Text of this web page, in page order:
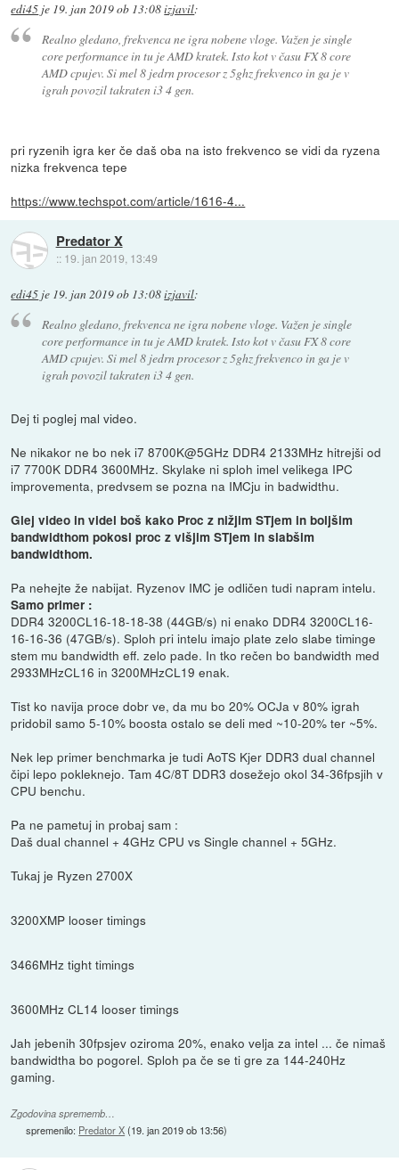
edi45 je 19. jan 2019 ob 13:08izjavil:
Realno gledano, frekvenca ne igra nobene vloge. Važen je single
core performance in tu je AMD kratek. Isto kot v času FX 8 core
AMD cpujev. Si mel 8 jedrn procesor z 5ghz frekvenco in ga je v
igrah povozil takraten i3 4 gen.
pri ryzenih igra ker če daš oba na isto frekvenco se vidi da ryzena
nizka frekvenca tepe
https://www.techspot.com/article/1616-4...
Predator X
:: 19. jan 2019, 13:49
edi45 je 19. jan 2019 ob 13:08izjavil:
Realno gledano, frekvenca ne igra nobene vloge. Važen je single
core performance in tu je AMD kratek. Isto kot v času FX 8 core
AMD cpujev. Si mel 8 jedrn procesor z 5ghz frekvenco in ga je v
igrah povozil takraten i3 4 gen.
Dej ti poglej mal video.
Ne nikakor ne bo nek i7 8700K@5GHz DDR4 2133MHz hitrejši od
i7 7700K DDR4 3600MHz. Skylake ni sploh imel velikega IPC
improvementa, predvsem se pozna na IMCju in badwidthu.
Glej video in videl boš kako Proc z nižjim STjem in boljšim
bandwidthom pokosi proc z višjim STjem in slabšim
bandwidthom.
Pa nehejte že nabijat. Ryzenov IMC je odličen tudi napram intelu.
Samo primer :
DDR4 3200CL16-18-18-38 (44GB/s) ni enako DDR4 3200CL16-
16-16-36 (47GB/s). Sploh pri intelu imajo plate zelo slabe timinge
stem mu bandwidth eff. zelo pade. In tko rečen bo bandwidth med
2933MHzCL16 in 3200MHzCL19 enak.
Tist ko navija proce dobr ve, da mu bo 20% OCJa v 80% igrah
pridobil samo 5-10% boosta ostalo se deli med ~10-20% ter ~5%.
Nek lep primer benchmarka je tudi AoTS Kjer DDR3 dual channel
čipi lepo pokleknejo. Tam 4C/8T DDR3 dosežejo okol 34-36fpsjih v
CPU benchu.
Pa ne pametuj in probaj sam :
Daš dual channel + 4GHz CPU vs Single channel + 5GHz.
Tukaj je Ryzen 2700X
3200XMP looser timings
3466MHz tight timings
3600MHz CL14 looser timings
Jah jebenih 30fpsjev oziroma 20%, enako velja za intel ... če nimaš
bandwidtha bo pogorel. Sploh pa če se ti gre za 144-240Hz
gaming.
Zgodovina sprememb…
spremenilo: Predator X(19. jan 2019 ob 13:56)